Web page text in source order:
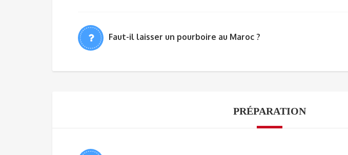
Faut-il laisser un pourboire au Maroc ?
PRÉPARATION